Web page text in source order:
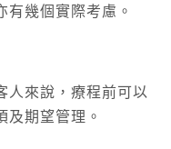
有幾個實際考慮。
人來說，療程前可以
及期望管理。